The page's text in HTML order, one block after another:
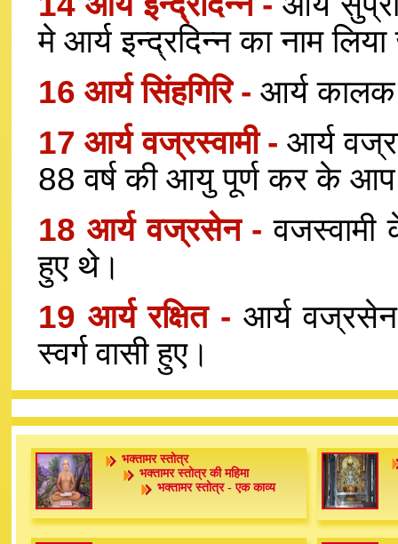
मे आर्य इन्द्रदिन्न का नाम लिया
16 आर्य सिंहगिरि - आर्य कालक
17 आर्य वज्रस्वामी - आर्य
88 वर्ष की आयु पूर्ण कर के आप
18 आर्य वज्रसेन -
हुए थे।
19 आर्य रक्षित - आर्य
स्वर्ग वासी हुए।
भक्तामर स्तोत्र
भक्तामर स्तोत्र की महिमा
भक्तामर स्तोत्र - एक काव्य